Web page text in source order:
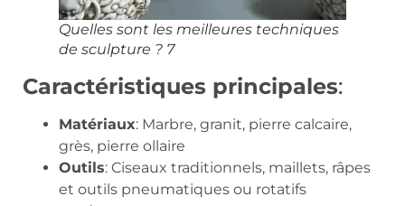
Quelles sont les meilleures techniques
de sculpture ? 7
Caractéristiques principales:
Matériaux: Marbre, granit, pierre calcaire,
grès, pierre ollaire
Outils: Ciseaux traditionnels, maillets, râpes
et outils pneumatiques ou rotatifs